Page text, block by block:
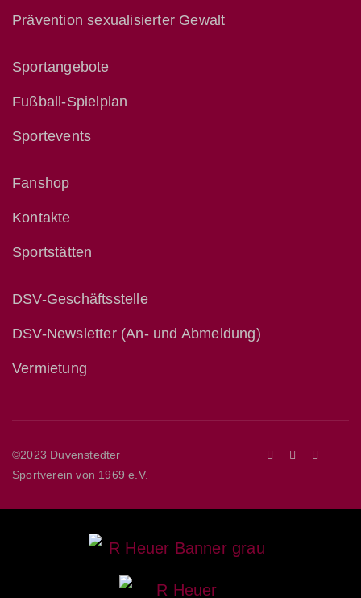
Prävention sexualisierter Gewalt
Sportangebote
Fußball-Spielplan
Sportevents
Fanshop
Kontakte
Sportstätten
DSV-Geschäftsstelle
DSV-Newsletter (An- und Abmeldung)
Vermietung
©2023 Duvenstedter
Sportverein von 1969 e.V.